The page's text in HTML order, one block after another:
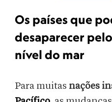
Os países que
desaparecer
nível do mar
Para muitas nações